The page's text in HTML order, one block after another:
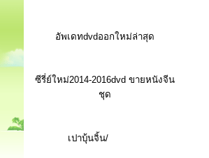
อัพเดทdvdออกใหม่ล่าสุด
ซีรี่ย์ใหม่2014-2016dvd ขายหนังจีน
ชุด
เปาบุ้นจิ้น/